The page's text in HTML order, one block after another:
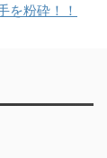
を粉砕！！